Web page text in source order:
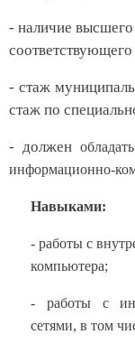
- наличие
- стаж
стаж по
- должен
информационно-
Навыками:
- работы с
компьютера;
- работы с
сетями, в том